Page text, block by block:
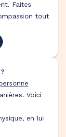
Faites
tout
Voici
en lui